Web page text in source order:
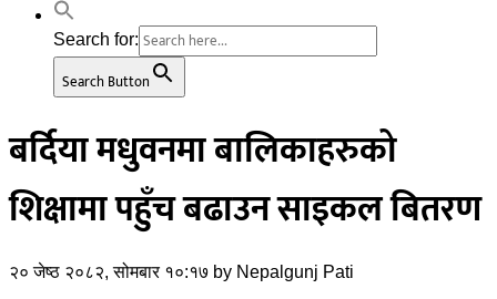
Search for:
Search Button
बर्दिया मधुवनमा बालिकाहरुको
शिक्षामा पहुँच बढाउन साइकल बितरण
२० जेष्ठ २०८२, सोमबार १०:१७ by Nepalgunj Pati